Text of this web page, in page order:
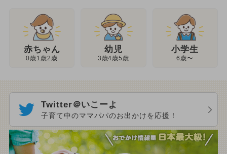
赤ちゃん
0歳1歳2歳
幼児
3歳4歳5歳
小学生
6歳〜
Twitter＠いこーよ
子育て中のママパパのお出かけを応援！